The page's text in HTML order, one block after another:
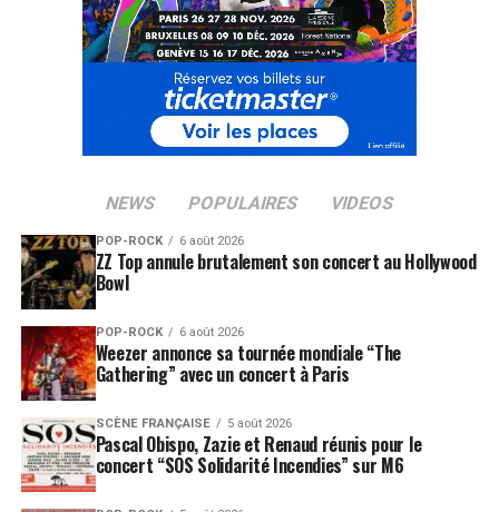
NEWS POPULAIRES VIDEOS
POP-ROCK 6 août 2026
ZZ Top annule brutalement son concert au Hollywood
Bowl
POP-ROCK 6 août 2026
Weezer annonce sa tournée mondiale “The
Gathering” avec un concert à Paris
SCÈNE FRANÇAISE 5 août 2026
Pascal Obispo, Zazie et Renaud réunis pour le
concert “SOS Solidarité Incendies” sur M6